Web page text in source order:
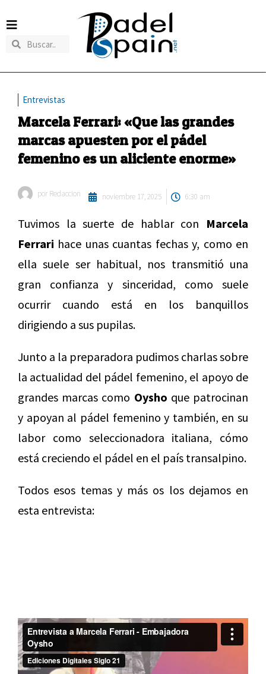
Entrevistas
Marcela Ferrari: «Que las grandes
marcas apuesten por el pádel
femenino es un aliciente enorme»
por Redaccion noviembre 17, 2025 6:30 am
Tuvimos la suerte de hablar con Marcela
Ferrari hace unas cuantas fechas y, como en
ella suele ser habitual, nos transmitió una
gran confianza y sinceridad, como suele
ocurrir cuando está en los banquillos
dirigiendo a sus pupilas.
Junto a la preparadora pudimos charlas sobre
la actualidad del pádel femenino, el apoyo de
grandes marcas como Oysho que patrocinan
y apoyan al pádel femenino y también, en su
labor como seleccionadora italiana, cómo
está creciendo el pádel en el país transalpino.
Todos esos temas y más os los dejamos en
esta entrevista: